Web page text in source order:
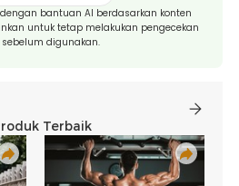
bantuan AI berdasarkan konten
untuk tetap melakukan pengecekan
digunakan.